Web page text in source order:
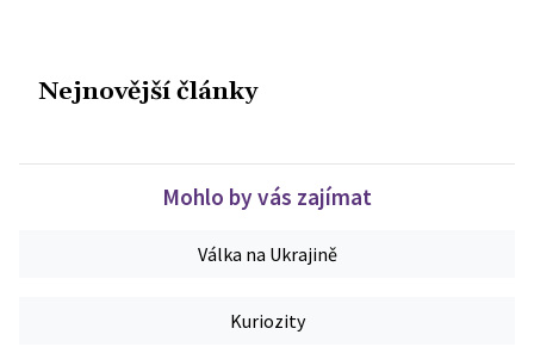
Nejnovější články
Mohlo by vás zajímat
Válka na Ukrajině
Kuriozity